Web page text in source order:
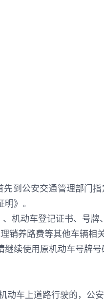
到公安交通管理部门
》。
机动车登记证书、号牌
销养路费等其他车辆相
续使用原机动车号牌号
动车上道路行驶的，公